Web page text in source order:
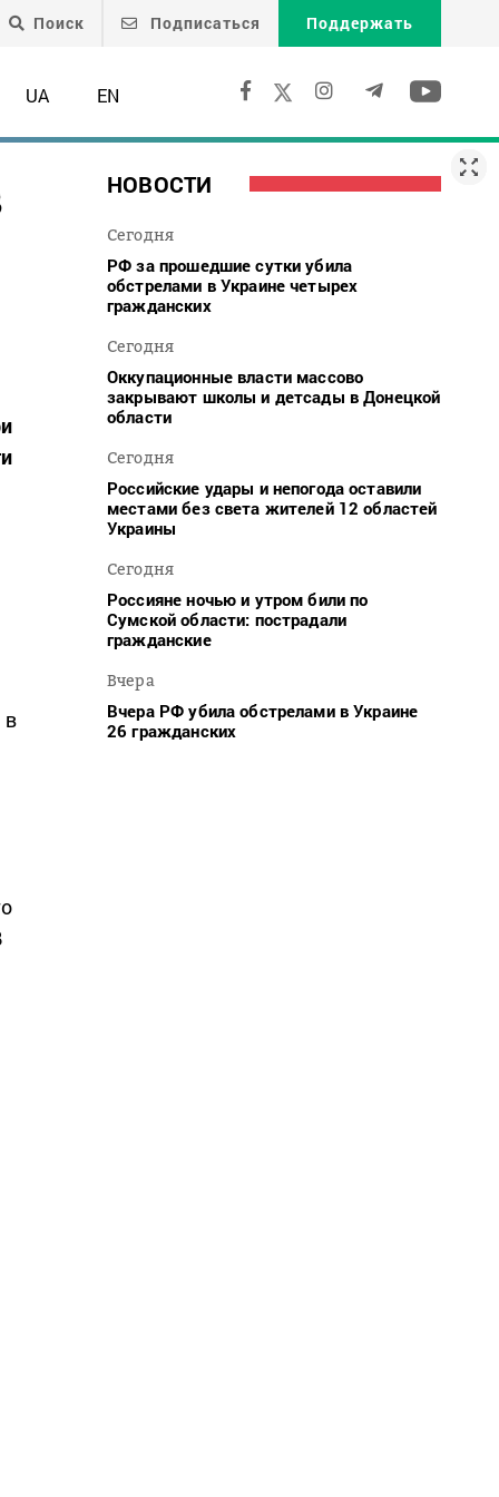
Поиск Подписаться Поддержать
UA EN
в
НОВОСТИ
Сегодня
РФ за прошедшие сутки убила
обстрелами в Украине четырех
гражданских
Сегодня
Оккупационные власти массово
закрывают школы и детсады в Донецкой
области
Сегодня
Российские удары и непогода оставили
местами без света жителей 12 областей
Украины
Сегодня
Россияне ночью и утром били по
Сумской области: пострадали
гражданские
Вчера
Вчера РФ убила обстрелами в Украине
26 гражданских